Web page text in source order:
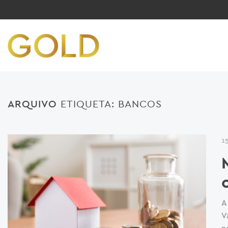
ARQUIVO ETIQUETA: BANCOS